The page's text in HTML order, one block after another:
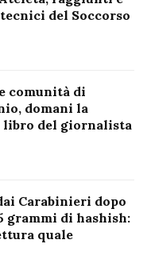
del Soccorso
comunità di
domani la
libro del giornalista
Carabinieri dopo
grammi di hashish:
quale